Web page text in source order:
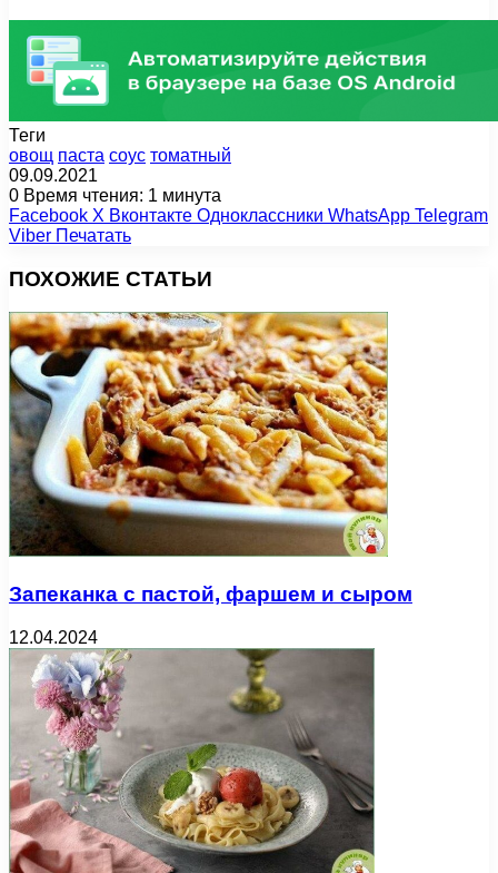
Теги
овощ паста соус томатный
09.09.2021
0 Время чтения: 1 минута
Facebook X Вконтакте Одноклассники WhatsApp Telegram
Viber Печатать
ПОХОЖИЕ СТАТЬИ
Запеканка с пастой, фаршем и сыром
12.04.2024